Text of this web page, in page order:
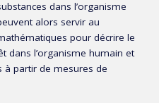
dans l’organisme
alors servir au
pour décrire le
dans l’organisme humain et
à partir de mesures de